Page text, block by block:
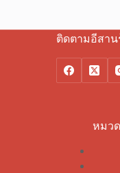
ติดตามอีสาน
หมว